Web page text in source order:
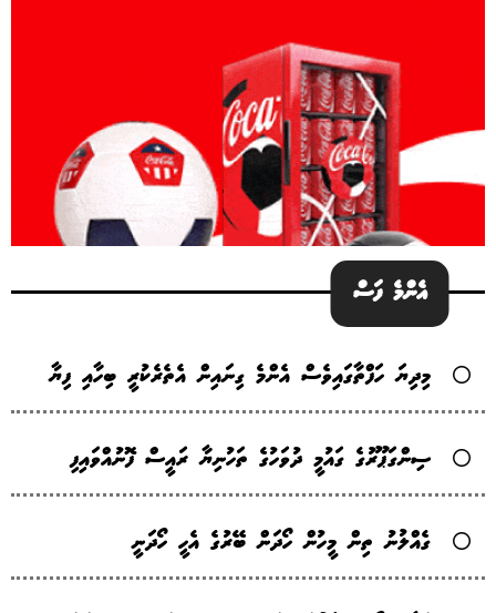
އެންމެ ފަސް
މިދިޔަ ހަފްތާގައިވެސް އެންމެ ގިނައިން އެތެރެކުރީ ބިހާއި ފިޔާ
ސިންގަޕޫރުގެ ގައުމީ ދުވަހުގެ ތަހުނިޔާ ރައީސް ފޮނުއްވައިފި
ގެއްލުނު ތިން މީހުން ހޯދަން ބޭރުގެ އެހީ ހޯދަނީ